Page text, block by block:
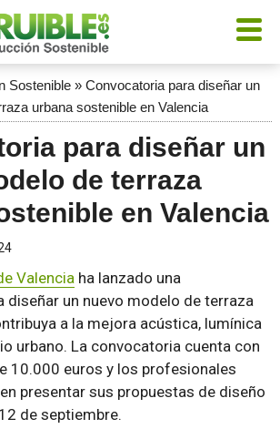
Sostenible» Convocatoria para diseñar un
urbana sostenible en Valencia
para diseñar un
de terraza
en Valencia
Valenciaha lanzado una
diseñar un nuevo modelo de terraza
a la mejora acústica, lumínica
urbano. La convocatoria cuenta con
10.000 euros y los profesionales
presentar sus propuestas de diseño
de septiembre.